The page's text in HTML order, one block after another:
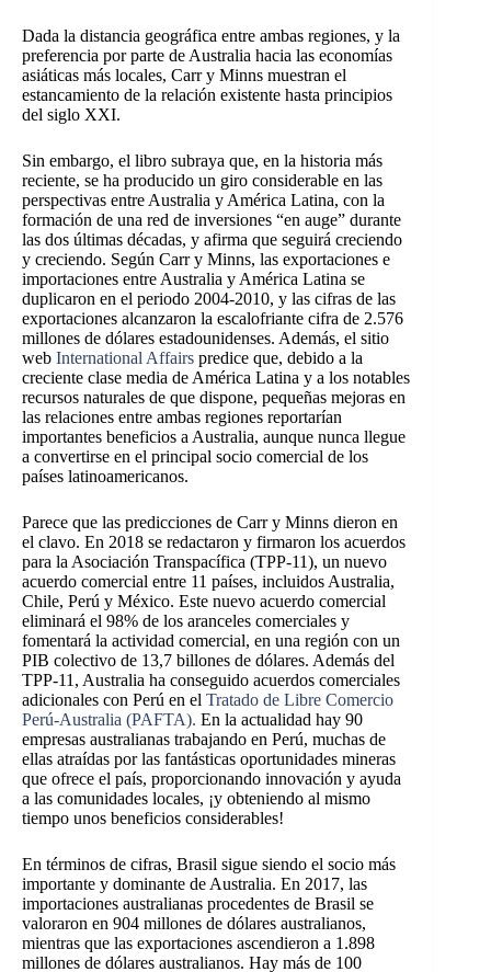
Dada la distancia geográfica entre ambas regiones, y la
preferencia por parte de Australia hacia las economías
asiáticas más locales, Carr y Minns muestran el
estancamiento de la relación existente hasta principios
del siglo XXI.
Sin embargo, el libro subraya que, en la historia más
reciente, se ha producido un giro considerable en las
perspectivas entre Australia y América Latina, con la
formación de una red de inversiones “en auge” durante
las dos últimas décadas, y afirma que seguirá creciendo
y creciendo. Según Carr y Minns, las exportaciones e
importaciones entre Australia y América Latina se
duplicaron en el periodo 2004-2010, y las cifras de las
exportaciones alcanzaron la escalofriante cifra de 2.576
millones de dólares estadounidenses. Además, el sitio
web International Affairs predice que, debido a la
creciente clase media de América Latina y a los notables
recursos naturales de que dispone, pequeñas mejoras en
las relaciones entre ambas regiones reportarían
importantes beneficios a Australia, aunque nunca llegue
a convertirse en el principal socio comercial de los
países latinoamericanos.
Parece que las predicciones de Carr y Minns dieron en
el clavo. En 2018 se redactaron y firmaron los acuerdos
para la Asociación Transpacífica (TPP-11), un nuevo
acuerdo comercial entre 11 países, incluidos Australia,
Chile, Perú y México. Este nuevo acuerdo comercial
eliminará el 98% de los aranceles comerciales y
fomentará la actividad comercial, en una región con un
PIB colectivo de 13,7 billones de dólares. Además del
TPP-11, Australia ha conseguido acuerdos comerciales
adicionales con Perú en el Tratado de Libre Comercio
Perú-Australia (PAFTA). En la actualidad hay 90
empresas australianas trabajando en Perú, muchas de
ellas atraídas por las fantásticas oportunidades mineras
que ofrece el país, proporcionando innovación y ayuda
a las comunidades locales, ¡y obteniendo al mismo
tiempo unos beneficios considerables!
En términos de cifras, Brasil sigue siendo el socio más
importante y dominante de Australia. En 2017, las
importaciones australianas procedentes de Brasil se
valoraron en 904 millones de dólares australianos,
mientras que las exportaciones ascendieron a 1.898
millones de dólares australianos. Hay más de 100